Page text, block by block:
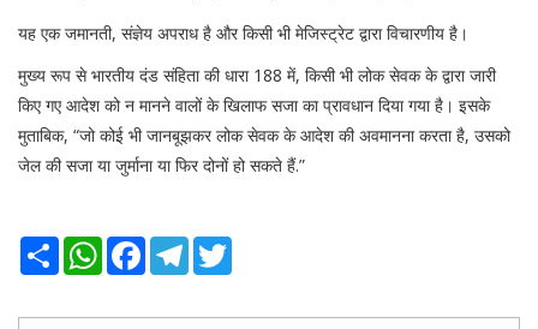
यह एक जमानती, संज्ञेय अपराध है और किसी भी मेजिस्ट्रेट द्वारा विचारणीय है।
मुख्य रूप से भारतीय दंड संहिता की धारा 188 में, किसी भी लोक सेवक के द्वारा जारी
किए गए आदेश को न मानने वालों के खिलाफ सजा का प्रावधान दिया गया है। इसके
मुताबिक, “जो कोई भी जानबूझकर लोक सेवक के आदेश की अवमानना करता है, उसको
जेल की सजा या जुर्माना या फिर दोनों हो सकते हैं.”
ShareWhatsApp
Facebook
Telegram